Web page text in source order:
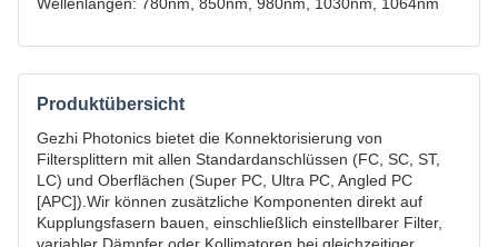
Produktübersicht
Gezhi Photonics bietet die Konnektorisierung von
Filtersplittern mit allen Standardanschlüssen (FC, SC, ST,
LC) und Oberflächen (Super PC, Ultra PC, Angled PC
[APC]).Wir können zusätzliche Komponenten direkt auf
Kupplungsfasern bauen, einschließlich einstellbarer Filter,